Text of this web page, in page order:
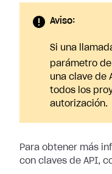
Aviso:
Si una
parámetro
una clave de
todos los
autorización.
Para obtener más
con claves de API,